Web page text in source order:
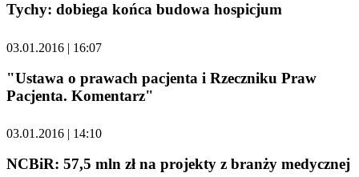
Tychy: dobiega końca budowa hospicjum
03.01.2016 | 16:07
"Ustawa o prawach pacjenta i Rzeczniku Praw
Pacjenta. Komentarz"
03.01.2016 | 14:10
NCBiR: 57,5 mln zł na projekty z branży medycznej